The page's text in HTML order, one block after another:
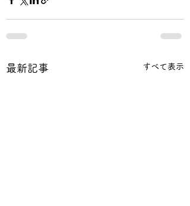
最新記事 すべて表示